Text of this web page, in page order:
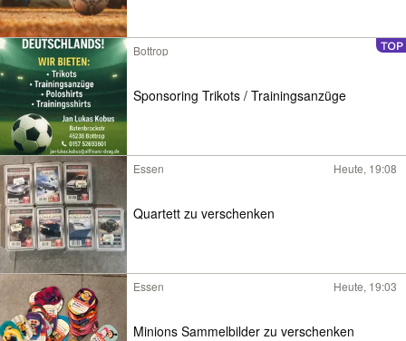
Bottrop
Sponsoring Trikots / Trainingsanzüge
Essen Heute, 19:08
Quartett zu verschenken
Essen Heute, 19:03
Minions Sammelbilder zu verschenken